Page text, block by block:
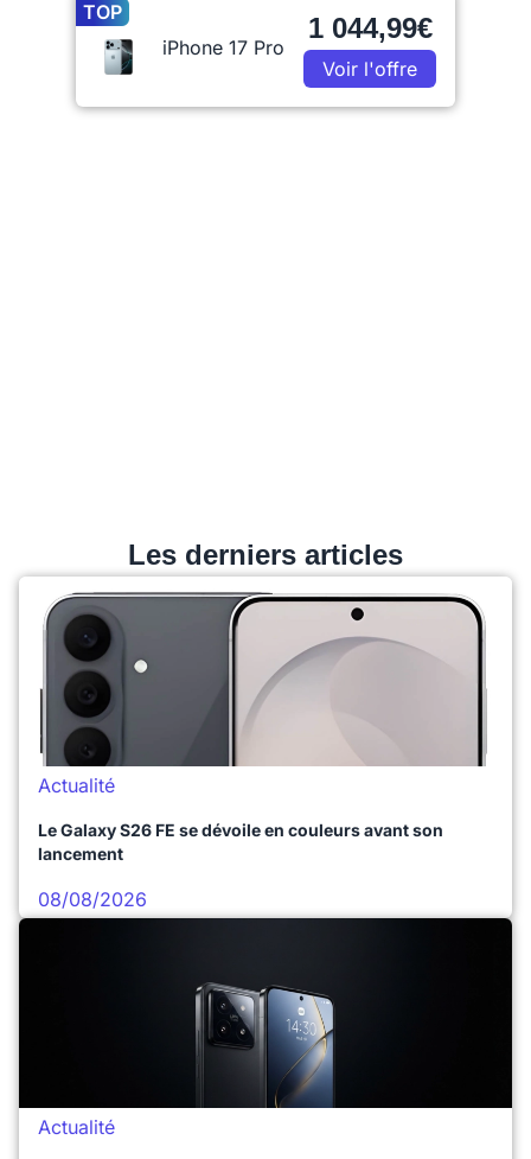
TOP
iPhone 17 Pro
1 044,99€
Voir l'offre
Les derniers articles
Actualité
Le Galaxy S26 FE se dévoile en couleurs avant son
lancement
08/08/2026
Actualité